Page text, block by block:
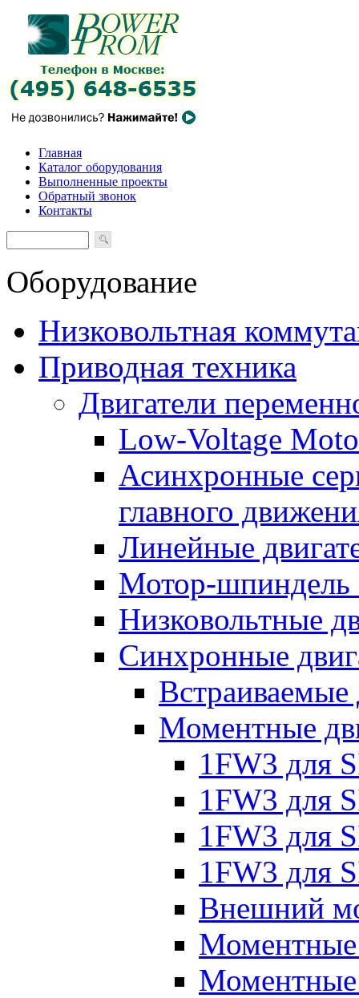
Главная
Каталог оборудования
Выполненные проекты
Обратный звонок
Контакты
Оборудование
Низковольтная
Приводная техника
Двигатели
Low-Voltage
Асинхронные
главного
Линейные
Мотор-шпиндель
Низковольтные
Синхронные
Встраиваемые
Моментные
1FW3 для
1FW3 для
1FW3 для
1FW3 для
Внешний
Моментные
Моментные